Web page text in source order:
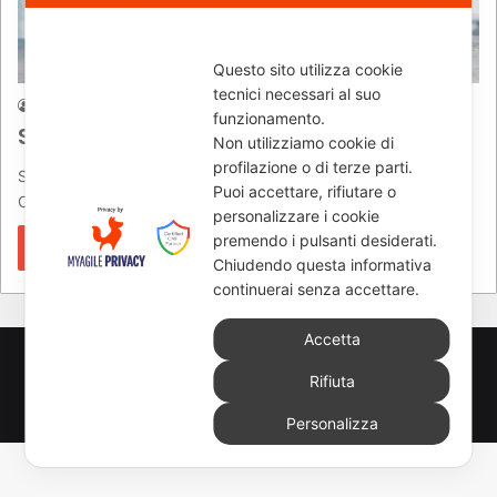
21/03/2018 1.099
Suzuki Day 2018 Demo Raid Tour
SUZUKY DAY DEMO RAID TOUR 2018 – Il prossimo 28 aprile il
Cremona Circuit di San Martino del Lago ospiterà…
Leggi di più »
© Copyright 2026, All Rights Reserved - www.newsmoto.it
Euromediapro- ELABORARE-
Questo sito utilizza cookie
tecnici necessari al suo
funzionamento.
Non utilizziamo cookie di
profilazione o di terze parti.
Puoi accettare, rifiutare o
personalizzare i cookie
premendo i pulsanti desiderati.
Chiudendo questa informativa
continuerai senza accettare.
Accetta
Rifiuta
Personalizza